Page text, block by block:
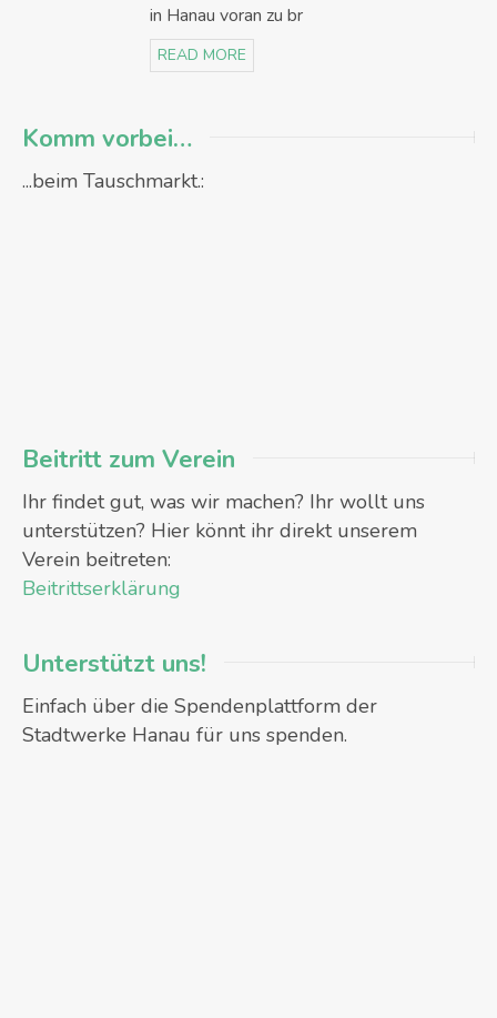
in Hanau voran zu br
READ MORE
Komm vorbei…
...beim Tauschmarkt.:
Beitritt zum Verein
Ihr findet gut, was wir machen? Ihr wollt uns
unterstützen? Hier könnt ihr direkt unserem
Verein beitreten:
Beitrittserklärung
Unterstützt uns!
Einfach über die Spendenplattform der
Stadtwerke Hanau für uns spenden.